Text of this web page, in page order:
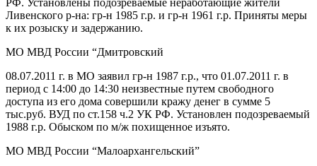
РФ. Установлены подозреваемые неработающие жители
Ливенского р-на: гр-н 1985 г.р. и гр-н 1961 г.р. Приняты меры
к их розыску и задержанию.
МО МВД России “Дмитровский
08.07.2011 г. в МО заявил гр-н 1987 г.р., что 01.07.2011 г. в
период с 14:00 до 14:30 неизвестные путем свободного
доступа из его дома совершили кражу денег в сумме 5
тыс.руб. ВУД по ст.158 ч.2 УК РФ. Установлен подозреваемый
1988 г.р. Обыском по м/ж похищенное изъято.
МО МВД России “Малоархангельский”